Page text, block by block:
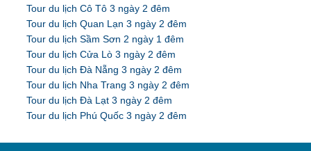
Tour du lịch Cô Tô 3 ngày 2 đêm
Tour du lịch Quan Lạn 3 ngày 2 đêm
Tour du lịch Sầm Sơn 2 ngày 1 đêm
Tour du lịch Cửa Lò 3 ngày 2 đêm
Tour du lịch Đà Nẵng 3 ngày 2 đêm
Tour du lịch Nha Trang 3 ngày 2 đêm
Tour du lịch Đà Lạt 3 ngày 2 đêm
Tour du lịch Phú Quốc 3 ngày 2 đêm